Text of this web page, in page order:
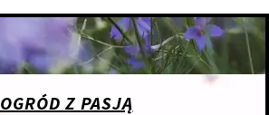
OGRÓD Z PASJĄ